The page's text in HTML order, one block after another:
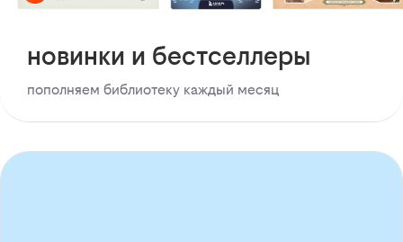
новинки и бестселлеры
пополняем библиотеку каждый месяц